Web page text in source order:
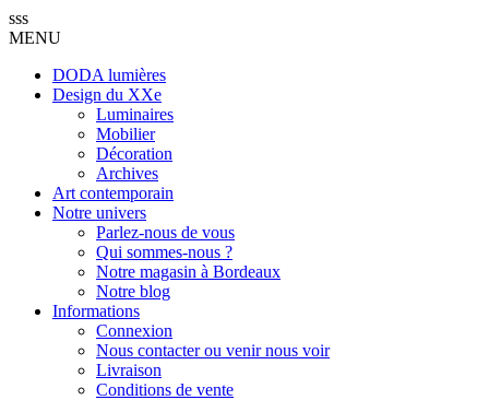
sss
MENU
DODA lumières
Design du XXe
Luminaires
Mobilier
Décoration
Archives
Art contemporain
Notre univers
Parlez-nous de vous
Qui sommes-nous ?
Notre magasin à Bordeaux
Notre blog
Informations
Connexion
Nous contacter ou venir nous voir
Livraison
Conditions de vente